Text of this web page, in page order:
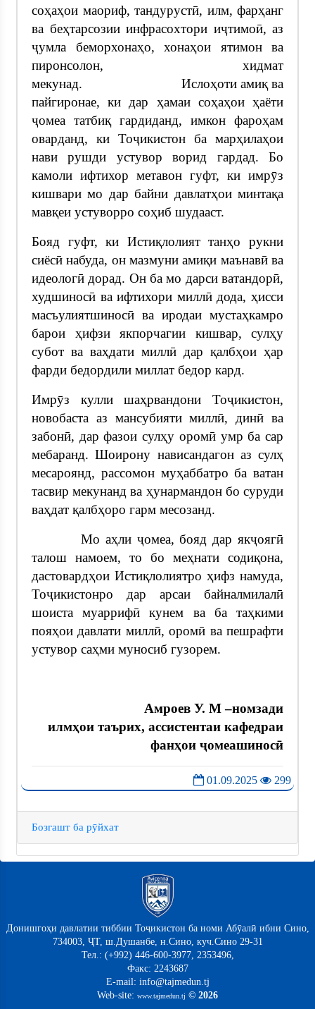
соҳаҳои маориф, тандурустӣ, илм, фарҳанг
ва беҳтарсозии инфрасохтори иҷтимоӣ, аз
ҷумла беморхонаҳо, хонаҳои ятимон ва
пиронсолон, хидмат
мекунад. Ислоҳоти амиқ ва
пайгиронае, ки дар ҳамаи соҳаҳои ҳаёти
ҷомеа татбиқ гардиданд, имкон фароҳам
оварданд, ки Тоҷикистон ба марҳилаҳои
нави рушди устувор ворид гардад. Бо
камоли ифтихор метавон гуфт, ки имрӯз
кишвари мо дар байни давлатҳои минтақа
мавқеи устуворро соҳиб шудааст.
Бояд гуфт, ки Истиқлолият танҳо рукни
сиёсӣ набуда, он мазмуни амиқи маънавӣ ва
идеологӣ дорад. Он ба мо дарси ватандорӣ,
худшиносӣ ва ифтихори миллӣ дода, ҳисси
масъулиятшиносӣ ва иродаи мустаҳкамро
барои ҳифзи якпорчагии кишвар, сулҳу
субот ва ваҳдати миллӣ дар қалбҳои ҳар
фарди бедордили миллат бедор кард.
Имрӯз кулли шаҳрвандони Тоҷикистон,
новобаста аз мансубияти миллӣ, динӣ ва
забонӣ, дар фазои сулҳу оромӣ умр ба сар
мебаранд. Шоирону нависандагон аз сулҳ
месароянд, рассомон муҳаббатро ба ватан
тасвир мекунанд ва ҳунармандон бо суруди
ваҳдат қалбҳоро гарм месозанд.
Мо аҳли ҷомеа, бояд дар якҷоягӣ
талош намоем, то бо меҳнати содиқона,
дастовардҳои Истиқлолиятро ҳифз намуда,
Тоҷикистонро дар арсаи байналмилалӣ
шоиста муаррифӣ кунем ва ба таҳкими
пояҳои давлати миллӣ, оромӣ ва пешрафти
устувор саҳми муносиб гузорем.
Амроев У. М –номзади
илмҳои таърих, ассистентаи кафедраи
фанҳои ҷомеашиносӣ
01.09.2025 299
Бозгашт ба рӯйхат
Донишгоҳи давлатии тиббии Тоҷикистон ба номи Абӯалӣ ибни Сино,
734003, ҶТ, ш.Душанбе, н.Сино, куч.Сино 29-31
Тел.: (+992) 446-600-3977, 2353496,
Факс: 2243687
E-mail: info@tajmedun.tj
Web-site: www.tajmedun.tj © 2026